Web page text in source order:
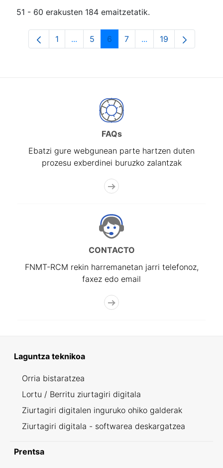
51 - 60 erakusten 184 emaitzetatik.
Orrialdea
1 ...Intermediate Pages Use TAB to
Orrialdea
5 Orrialdea
6 Orrialdea
7 ...Intermediate Pages
Orrialdea
19
FAQs
Ebatzi gure webgunean parte hartzen duten
prozesu exberdinei buruzko zalantzak
CONTACTO
FNMT-RCM rekin harremanetan jarri telefonoz,
faxez edo email
Laguntza teknikoa
Orria bistaratzea
Lortu / Berritu ziurtagiri digitala
Ziurtagiri digitalen inguruko ohiko galderak
Ziurtagiri digitala - softwarea deskargatzea
Prentsa